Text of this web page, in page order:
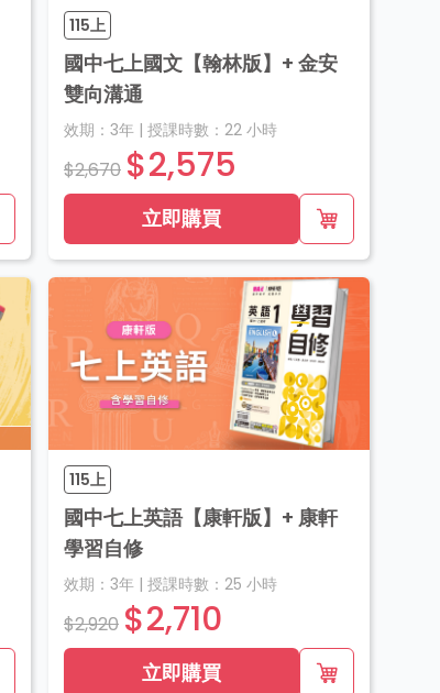
115上
國中七上國文【翰林版】+ 金安
雙向溝通
效期： 3年 | 授課時數： 22 小時
$2,670 $2,575
立即購買
115上
國中七上英語【康軒版】+ 康軒
學習自修
效期： 3年 | 授課時數： 25 小時
$2,920 $2,710
立即購買